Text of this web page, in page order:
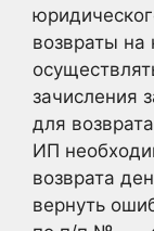
возвраты на
зачисления
для
ИП
возврата
вернуть